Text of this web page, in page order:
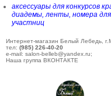
аксессуары для конкурсов
диадемы, ленты, номера для
участниц
Интернет-магазин Белый Лебедь,
тел: (985) 226-40-20
e-mail: salon-belleb@yandex.ru;
Наша группа ВКОНТАКТЕ